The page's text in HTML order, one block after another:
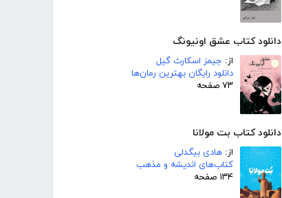
دانلود کتاب عشق اونیونگ
از: جیمز اسکارث گیل
دانلود رایگان بهترین رمان‌ها
۷۳ صفحه
دانلود کتاب بت مولانا
از: هادی بیگدلی
کتاب‌های اندیشه و مذهب
۱۳۴ صفحه